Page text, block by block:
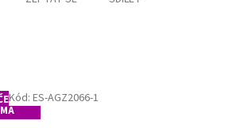
Kód:ES-AGZ2066-1